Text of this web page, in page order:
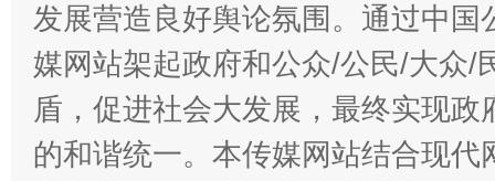
发展营造良好舆论氛围。通过中
媒网站架起政府和公众/公民/大众/
盾，促进社会大发展，最终实现
的和谐统一。本传媒网站结合现